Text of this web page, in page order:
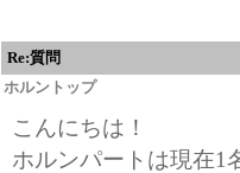
Re:質問
ホルントップ
こんにちは！
ホルンパートは現在1